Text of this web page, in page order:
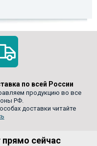
по всей России
продукцию во все
РФ.
доставки читайте
прямо сейчас